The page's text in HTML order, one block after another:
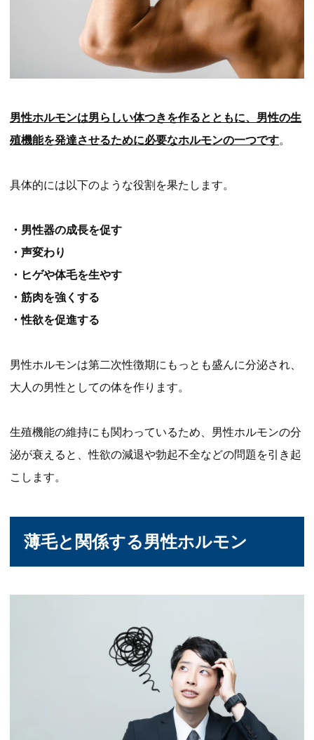
男性ホルモンは男らしい体つきを作るとともに、男性の生
殖機能を発達させるために必要なホルモンの一つです。
具体的には以下のような役割を果たします。
・男性器の成長を促す
・声変わり
・ヒゲや体毛を生やす
・筋肉を強くする
・性欲を促進する
男性ホルモンは第二次性徴期にもっとも盛んに分泌され、
大人の男性としての体を作ります。
生殖機能の維持にも関わっているため、男性ホルモンの分
泌が衰えると、性欲の減退や勃起不全などの問題を引き起
こします。
薄毛と関係する男性ホルモン